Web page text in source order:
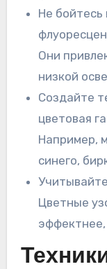
Не бойтесь
Они
низкой
Создайте
цветовая
Например,
синего,
Цветные